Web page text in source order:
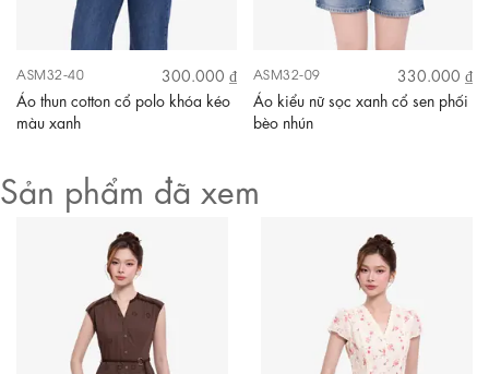
ASM32-40
300.000 ₫
Áo thun cotton cổ polo khóa kéo
màu xanh
ASM32-09
330.000 ₫
Áo kiểu nữ sọc xanh cổ sen phối
bèo nhún
Sản phẩm đã xem